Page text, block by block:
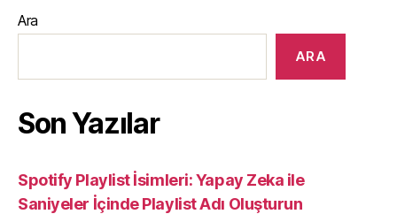
Ara
ARA
Son Yazılar
Spotify Playlist İsimleri: Yapay Zeka ile
Saniyeler İçinde Playlist Adı Oluşturun